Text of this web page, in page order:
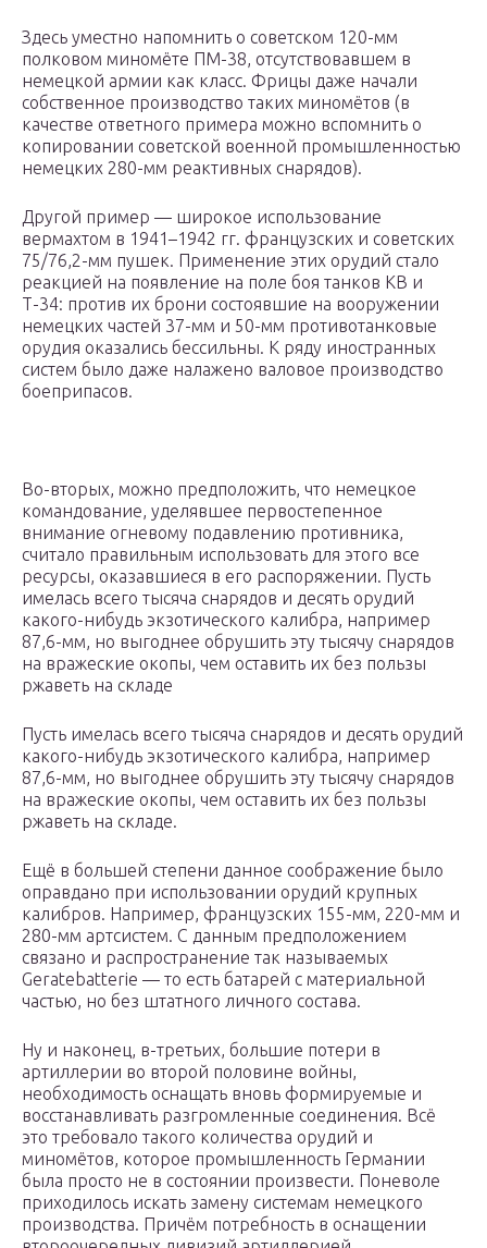
Здесь уместно напомнить о советском 120-мм
полковом миномёте ПМ-38, отсутствовавшем в
немецкой армии как класс. Фрицы даже начали
собственное производство таких миномётов (в
качестве ответного примера можно вспомнить о
копировании советской военной промышленностью
немецких 280-мм реактивных снарядов).
Другой пример — широкое использование
вермахтом в 1941–1942 гг. французских и советских
75/76,2-мм пушек. Применение этих орудий стало
реакцией на появление на поле боя танков КВ и
Т-34: против их брони состоявшие на вооружении
немецких частей 37-мм и 50-мм противотанковые
орудия оказались бессильны. К ряду иностранных
систем было даже налажено валовое производство
боеприпасов.
Во-вторых, можно предположить, что немецкое
командование, уделявшее первостепенное
внимание огневому подавлению противника,
считало правильным использовать для этого все
ресурсы, оказавшиеся в его распоряжении. Пусть
имелась всего тысяча снарядов и десять орудий
какого-нибудь экзотического калибра, например
87,6-мм, но выгоднее обрушить эту тысячу снарядов
на вражеские окопы, чем оставить их без пользы
ржаветь на складе
Пусть имелась всего тысяча снарядов и десять орудий
какого-нибудь экзотического калибра, например
87,6-мм, но выгоднее обрушить эту тысячу снарядов
на вражеские окопы, чем оставить их без пользы
ржаветь на складе.
Ещё в большей степени данное соображение было
оправдано при использовании орудий крупных
калибров. Например, французских 155-мм, 220-мм и
280-мм артсистем. С данным предположением
связано и распространение так называемых
Geratebatterie — то есть батарей с материальной
частью, но без штатного личного состава.
Ну и наконец, в-третьих, большие потери в
артиллерии во второй половине войны,
необходимость оснащать вновь формируемые и
восстанавливать разгромленные соединения. Всё
это требовало такого количества орудий и
миномётов, которое промышленность Германии
была просто не в состоянии произвести. Поневоле
приходилось искать замену системам немецкого
производства. Причём потребность в оснащении